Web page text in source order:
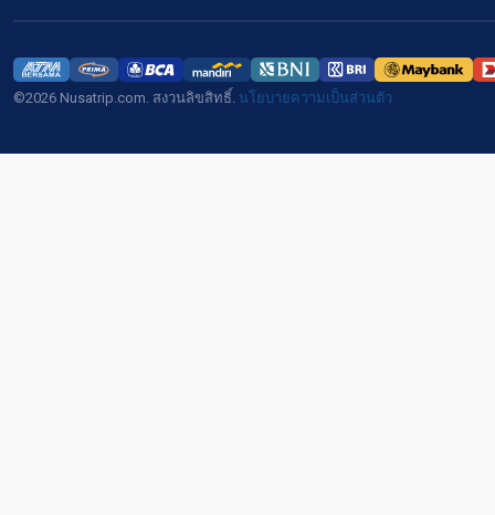
©2026 Nusatrip.com. สงวนลิขสิทธิ์. นโยบายความเป็นส่วนตัว